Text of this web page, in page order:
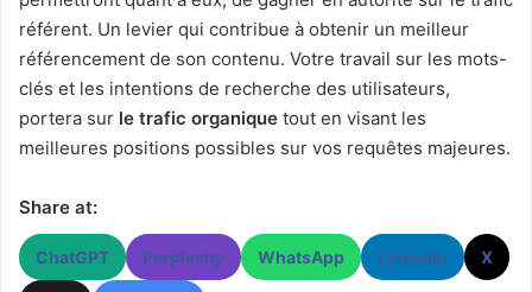
référent. Un levier qui contribue à obtenir un meilleur
référencement de son contenu. Votre travail sur les mots-
clés et les intentions de recherche des utilisateurs,
portera sur le trafic organique tout en visant les
meilleures positions possibles sur vos requêtes majeures.
Share at:
ChatGPT Perplexity WhatsApp LinkedIn X